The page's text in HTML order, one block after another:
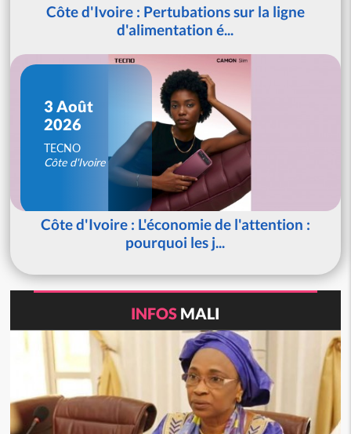
Côte d'Ivoire : Pertubations sur la ligne
d'alimentation é...
3 Août
2026
TECNO
Côte d'Ivoire
Côte d'Ivoire : L'économie de l'attention :
pourquoi les j...
INFOS MALI